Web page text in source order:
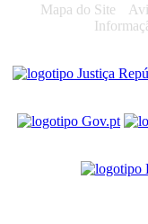
Mapa do Site